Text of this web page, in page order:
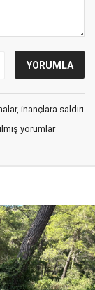
inançlara saldırı
yorumlar